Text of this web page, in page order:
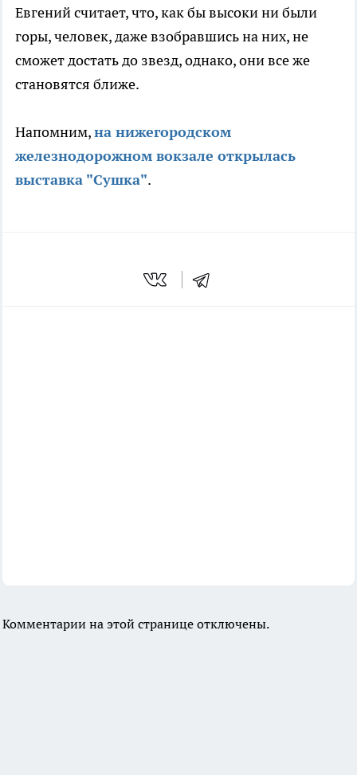
Евгений считает, что, как бы высоки ни были
горы, человек, даже взобравшись на них, не
сможет достать до звезд, однако, они все же
становятся ближе.
Напомним,на нижегородском
железнодорожном вокзале открылась
выставка "Сушка".
Комментарии на этой странице отключены.